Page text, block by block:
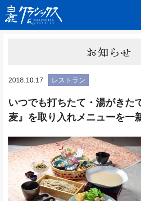
2018.10.17 レストラン
いつでも打ちたて・湯がきた
麦』を取り入れメニューを一